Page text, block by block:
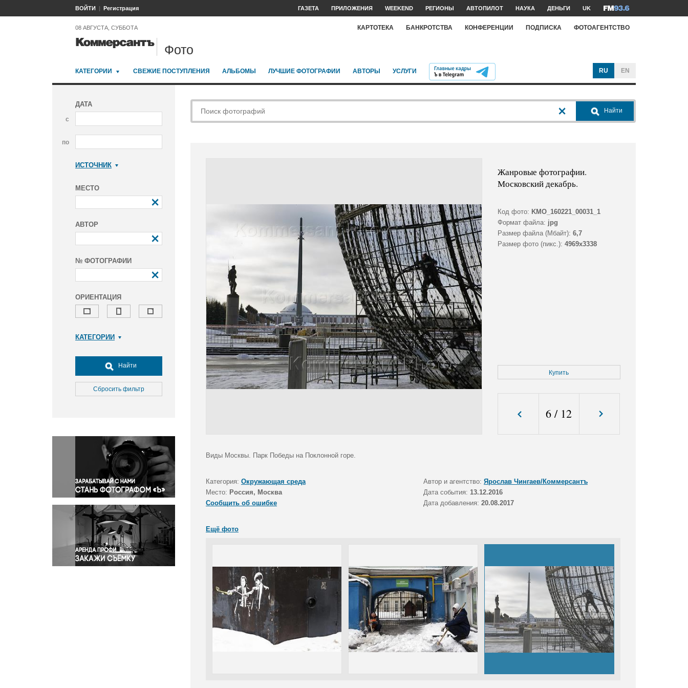
ВОЙТИ Регистрация ГАЗЕТА ПРИЛОЖЕНИЯ WEEKEND РЕГИОНЫ АВТОПИЛОТ НАУКА ДЕНЬГИ UK
08 АВГУСТА, СУББОТА КАРТОТЕКА БАНКРОТСТВА КОНФЕРЕНЦИИ ПОДПИСКА ФОТОАГЕНТСТВО
Фото
КАТЕГОРИИ СВЕЖИЕ ПОСТУПЛЕНИЯ АЛЬБОМЫ ЛУЧШИЕ ФОТОГРАФИИ АВТОРЫ УСЛУГИ RU EN
ДАТА
с
по
ИСТОЧНИК
МЕСТО
АВТОР
№ ФОТОГРАФИИ
ОРИЕНТАЦИЯ
КАТЕГОРИИ
Досуг, туризм и отдых
Культура
Медицина
Окружающая среда
Политика
Правосудие
Происшествия и конфликты
Религия
Светская жизнь
Спорт
Экология
Экономика и бизнес
Найти
Сбросить фильтр
Найти
Жанровые фотографии.
Московский декабрь.
Код фото: KMO_160221_00031_1
Формат файла: jpg
Размер файла (Мбайт): 6,7
Размер фото (пикс.): 4969x3338
Купить
6 / 12
Виды Москвы. Парк Победы на Поклонной горе.
Категория: Окружающая среда Автор и агентство: Ярослав Чингаев/Коммерсантъ
Место: Россия, Москва Дата события: 13.12.2016
Сообщить об ошибке
Дата добавления: 20.08.2017
Ещё фото